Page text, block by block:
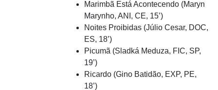
Marimbã Está Acontecendo (Maryn
Marynho, ANI, CE, 15’)
Noites Proibidas (Júlio Cesar, DOC,
ES, 18’)
Picumã (Sladká Meduza, FIC, SP,
19’)
Ricardo (Gino Batidão, EXP, PE,
18’)